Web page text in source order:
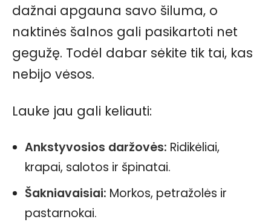
dažnai apgauna savo šiluma, o
naktinės šalnos gali pasikartoti net
gegužę. Todėl dabar sėkite tik tai, kas
nebijo vėsos.
Lauke jau gali keliauti:
Ankstyvosios daržovės: Ridikėliai,
krapai, salotos ir špinatai.
Šakniavaisiai: Morkos, petražolės ir
pastarnokai.